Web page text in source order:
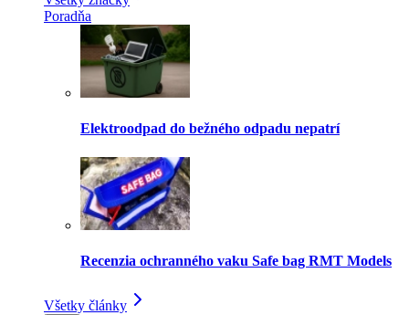
Poradňa
Elektroodpad do bežného odpadu nepatrí
Recenzia ochranného vaku Safe bag RMT Models
Všetky články